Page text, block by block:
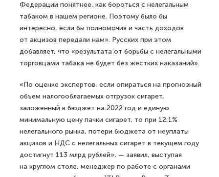
Федерации понятнее, как бороться с нелегальным
табаком в нашем регионе. Поэтому было бы
интересно, если бы полномочия и часть доходов
от акцизов передали нам». Русских при этом
добавляет, что «результата от борьбы с нелегальными
торговцами табака не будет без жестких наказаний».
«По оценке экспертов, если опираться на прогнозный
объем налогооблагаемых отгрузок сигарет,
заложенный в бюджет на 2022 год и единую
минимальную цену пачки сигарет, то при 12,1%
нелегального рынка, потери бюджета от неуплаты
акцизов и НДС с нелегальных сигарет в текущем году
достигнут 113 млрд рублей», — заявил, выступая
на круглом столе, менеджер по работе с органами